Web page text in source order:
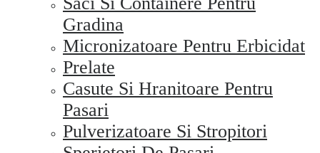
Gradina
Micronizatoare Pentru Erbicidat
Prelate
Casute Si Hranitoare Pentru
Pasari
Pulverizatoare Si Stropitori